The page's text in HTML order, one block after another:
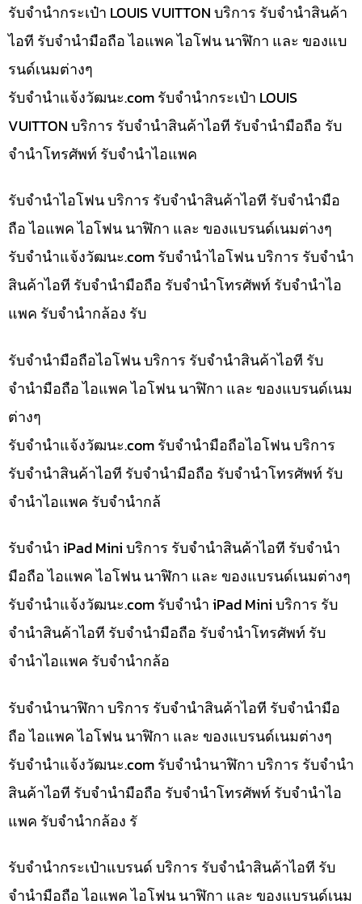
รับจำนำกระเป๋า LOUIS VUITTON บริการ รับจำนำสินค้า
ไอที รับจำนำมือถือ ไอแพค ไอโฟน นาฬิกา และ ของแบ
รนด์เนมต่างๆ
รับจํานําแจ้งวัฒนะ.com รับจำนำกระเป๋า LOUIS
VUITTON บริการ รับจำนำสินค้าไอที รับจำนำมือถือ รับ
จำนำโทรศัพท์ รับจำนำไอแพค
รับจำนำไอโฟน บริการ รับจำนำสินค้าไอที รับจำนำมือ
ถือ ไอแพค ไอโฟน นาฬิกา และ ของแบรนด์เนมต่างๆ
รับจํานําแจ้งวัฒนะ.com รับจำนำไอโฟน บริการ รับจำนำ
สินค้าไอที รับจำนำมือถือ รับจำนำโทรศัพท์ รับจำนำไอ
แพค รับจำนำกล้อง รับ
รับจำนำมือถือไอโฟน บริการ รับจำนำสินค้าไอที รับ
จำนำมือถือ ไอแพค ไอโฟน นาฬิกา และ ของแบรนด์เนม
ต่างๆ
รับจํานําแจ้งวัฒนะ.com รับจำนำมือถือไอโฟน บริการ
รับจำนำสินค้าไอที รับจำนำมือถือ รับจำนำโทรศัพท์ รับ
จำนำไอแพค รับจำนำกล้
รับจำนำ iPad Mini บริการ รับจำนำสินค้าไอที รับจำนำ
มือถือ ไอแพค ไอโฟน นาฬิกา และ ของแบรนด์เนมต่างๆ
รับจํานําแจ้งวัฒนะ.com รับจำนำ iPad Mini บริการ รับ
จำนำสินค้าไอที รับจำนำมือถือ รับจำนำโทรศัพท์ รับ
จำนำไอแพค รับจำนำกล้อ
รับจำนำนาฬิกา บริการ รับจำนำสินค้าไอที รับจำนำมือ
ถือ ไอแพค ไอโฟน นาฬิกา และ ของแบรนด์เนมต่างๆ
รับจํานําแจ้งวัฒนะ.com รับจำนำนาฬิกา บริการ รับจำนำ
สินค้าไอที รับจำนำมือถือ รับจำนำโทรศัพท์ รับจำนำไอ
แพค รับจำนำกล้อง รั
รับจำนำกระเป๋าแบรนด์ บริการ รับจำนำสินค้าไอที รับ
จำนำมือถือ ไอแพค ไอโฟน นาฬิกา และ ของแบรนด์เนม